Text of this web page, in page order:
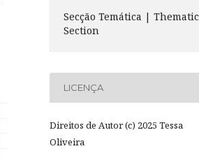
Secção Temática | Thematic
Section
LICENÇA
Direitos de Autor (c) 2025 Tessa
Oliveira